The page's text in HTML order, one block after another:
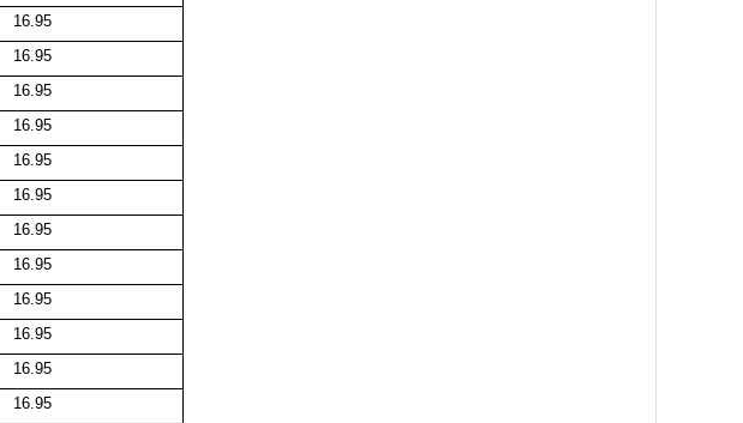
16.95
16.95
16.95
16.95
16.95
16.95
16.95
16.95
16.95
16.95
16.95
16.95